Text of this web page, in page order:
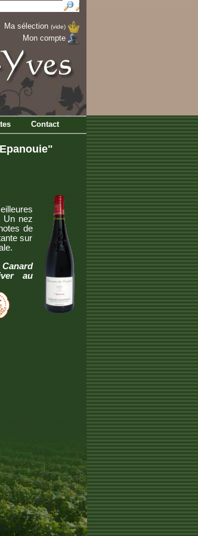
Ma sélection (vide)
Mon compte
Contact
Un nez
de
sur
au